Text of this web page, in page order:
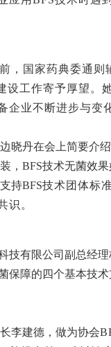
，国家药典委通则
设工作寄予厚望。
企业不断进步与变
晓丹在会上简要介
，BFS技术无菌效
持BFS技术团体标
识。
技有限公司副总经
保障的四个基本技
李建德，做为协会